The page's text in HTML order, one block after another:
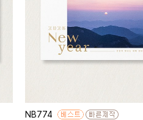
NB774